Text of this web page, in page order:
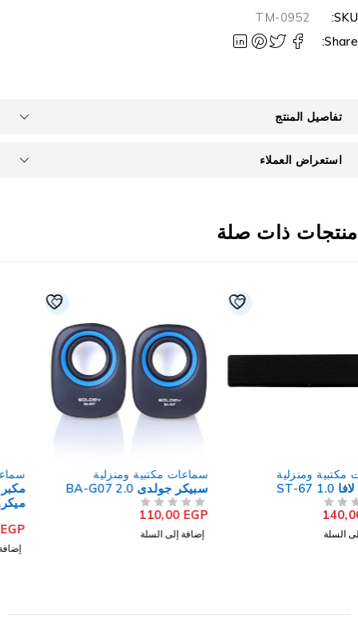
TM-0952
تفاصيل المنتج
استعراض العملاء
ذات صلة
سماعات مكتبية ومنزلية
سبيكر جولدى BA-G07 2.0
110,00EGP
إضافة إلى السلة
سماعات مكتبية ومنزلية
مكبر صوت اس تي-ستاندرد مع
PB3500
4.999,00EGP